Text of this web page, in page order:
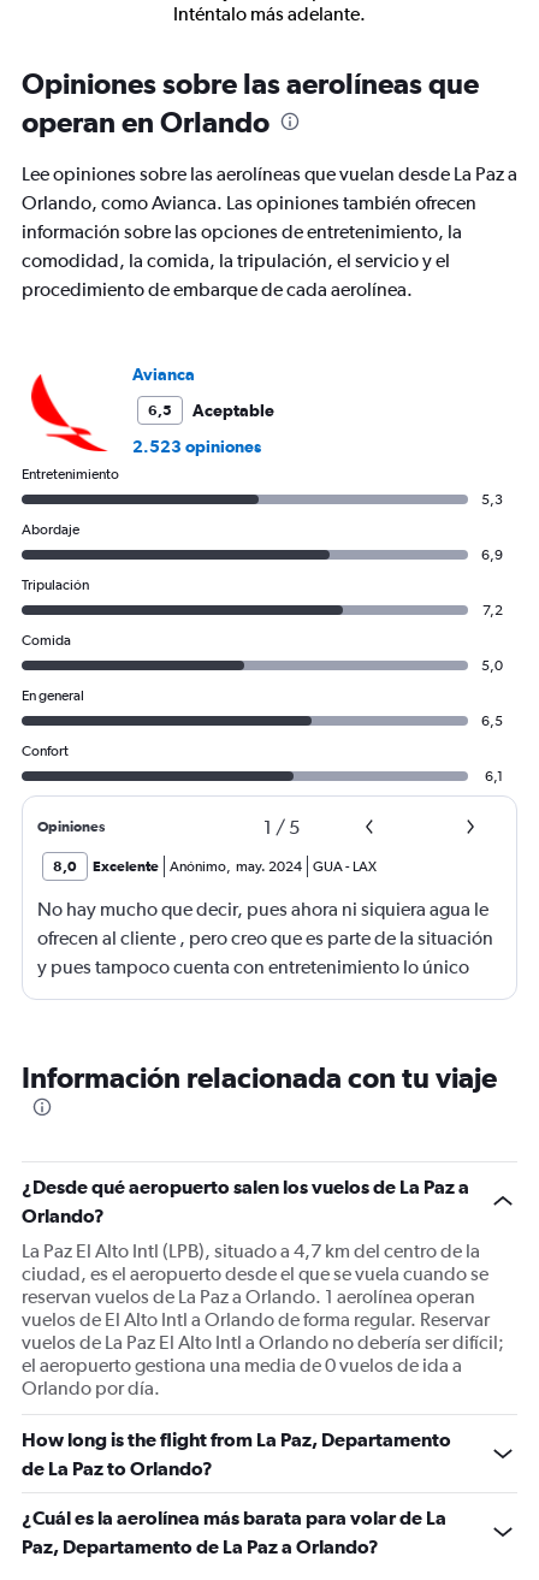
Inténtalo más adelante.
Opiniones sobre las aerolíneas que
operan en Orlando
Lee opiniones sobre las aerolíneas que vuelan desde La Paz a
Orlando, como Avianca. Las opiniones también ofrecen
información sobre las opciones de entretenimiento, la
comodidad, la comida, la tripulación, el servicio y el
procedimiento de embarque de cada aerolínea.
Avianca
6,5
Aceptable
2.523 opiniones
Entretenimiento
5,3
Abordaje
6,9
Tripulación
7,2
Comida
5,0
En general
6,5
Confort
6,1
Opiniones 1 / 5
8,0 Excelente Anónimo, may. 2024 GUA- LAX
No hay mucho que decir, pues ahora ni siquiera agua le
ofrecen al cliente , pero creo que es parte de la situación
y pues tampoco cuenta con entretenimiento lo único
que complementa es ver limpio el avión y la tripulación
Información relacionada con tu viaje
¿Desde qué aeropuerto salen los vuelos de La Paz a
Orlando?
La Paz El Alto Intl (LPB), situado a 4,7 km del centro de la
ciudad, es el aeropuerto desde el que se vuela cuando se
reservan vuelos de La Paz a Orlando. 1 aerolínea operan
vuelos de El Alto Intl a Orlando de forma regular. Reservar
vuelos de La Paz El Alto Intl a Orlando no debería ser difícil;
el aeropuerto gestiona una media de 0 vuelos de ida a
Orlando por día.
How long is the flight from La Paz, Departamento
de La Paz to Orlando?
¿Cuál es la aerolínea más barata para volar de La
Paz, Departamento de La Paz a Orlando?